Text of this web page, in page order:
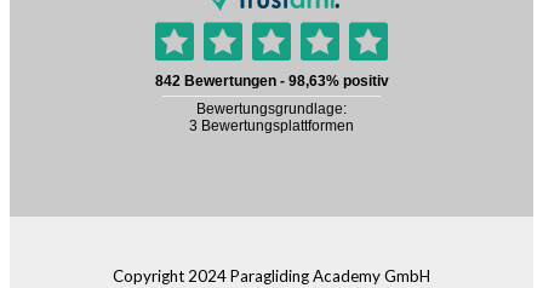
Copyright 2024 Paragliding Academy GmbH